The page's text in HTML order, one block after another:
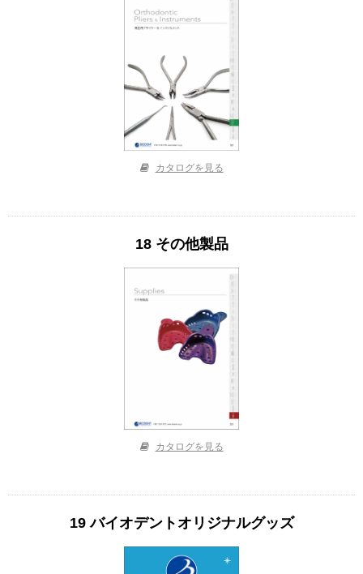
カタログを見る
18 その他製品
カタログを見る
19 バイオデントオリジナルグッズ